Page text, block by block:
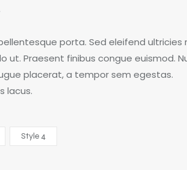
porta. Sed eleifend ultricies
ut. Praesent finibus congue euismod.
placerat, a tempor sem egestas.
lacus.
Style 4